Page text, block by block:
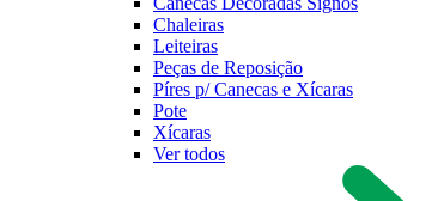
Chaleiras
Leiteiras
Peças de Reposição
Píres p/ Canecas e Xícaras
Pote
Xícaras
Ver todos